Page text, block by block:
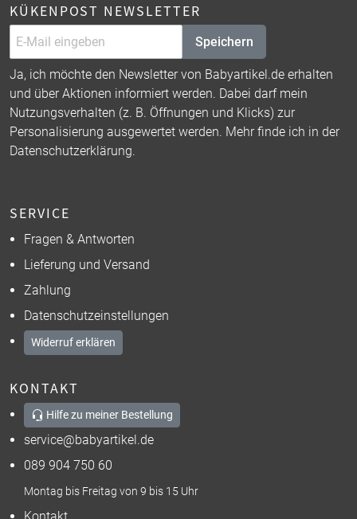
KÜKENPOST NEWSLETTER
Speichern
Ja, ich möchte den Newsletter von Babyartikel.de erhalten
und über Aktionen informiert werden. Dabei darf mein
Nutzungsverhalten (z. B. Öffnungen und Klicks) zur
Personalisierung ausgewertet werden. Mehr finde ich in der
Datenschutzerklärung.
SERVICE
Fragen & Antworten
Lieferung und Versand
Zahlung
Datenschutzeinstellungen
Widerruf erklären
KONTAKT
Hilfe zu meiner Bestellung
service@babyartikel.de
089 904 750 60
Montag bis Freitag von 9 bis 15 Uhr